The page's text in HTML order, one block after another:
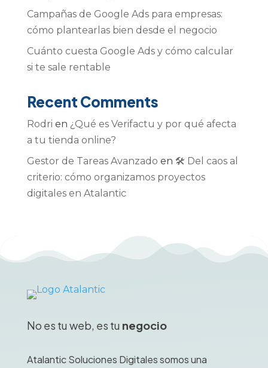
Campañas de Google Ads para empresas:
cómo plantearlas bien desde el negocio
Cuánto cuesta Google Ads y cómo calcular
si te sale rentable
Recent Comments
Rodri en ¿Qué es Verifactu y por qué afecta
a tu tienda online?
Gestor de Tareas Avanzado en 🛠️ Del caos al
criterio: cómo organizamos proyectos
digitales en Atalantic
No es tu web, es tu negocio
Atalantic Soluciones Digitales somos una